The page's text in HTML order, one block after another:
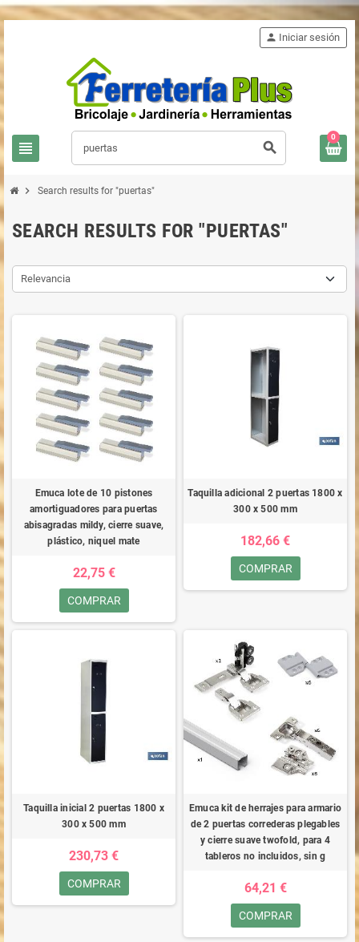
view_headline search
person Iniciar sesión
0
chevron_right Search results for "puertas"
SEARCH RESULTS FOR "PUERTAS"
Relevancia
Emuca lote de 10 pistones
amortiguadores para puertas
abisagradas mildy, cierre suave,
plástico, niquel mate
22,75 €
COMPRAR
Taquilla adicional 2 puertas 1800 x
300 x 500 mm
182,66 €
COMPRAR
Taquilla inicial 2 puertas 1800 x
300 x 500 mm
230,73 €
COMPRAR
Emuca kit de herrajes para armario
de 2 puertas correderas plegables
y cierre suave twofold, para 4
tableros no incluidos, sin g
64,21 €
COMPRAR